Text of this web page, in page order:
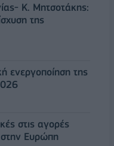
Κ. Μητσοτάκης:
της
ενεργοποίηση της
στις αγορές
στην Ευρώπη